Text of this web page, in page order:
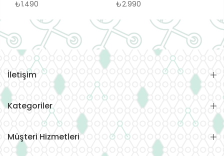
₺1.490
₺2.990
İletişim
Kategoriler
Müşteri Hizmetleri